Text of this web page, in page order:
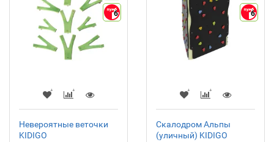
6
Невероятные веточки
KIDIGO
6
Скалодром Альпы
(уличный) KIDIGO